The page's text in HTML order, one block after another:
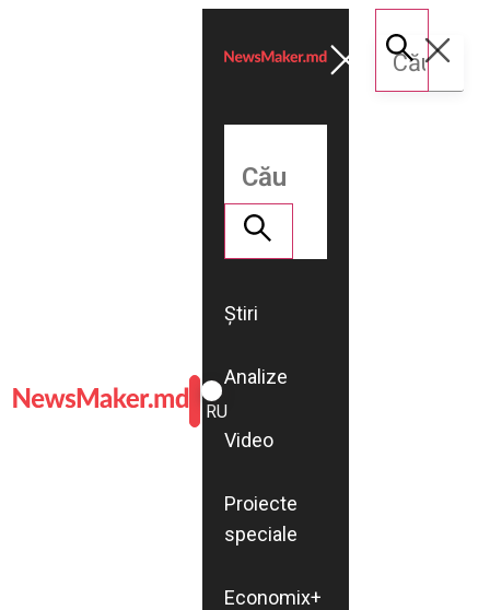
ROMÂNĂ
RU
Știri
Analize
Video
Proiecte
speciale
Economix+